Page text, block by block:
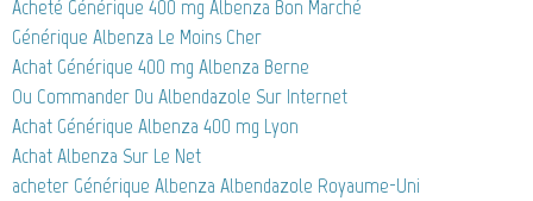
Acheté Générique 400 mg Albenza Bon Marché
Générique Albenza Le Moins Cher
Achat Générique 400 mg Albenza Berne
Ou Commander Du Albendazole Sur Internet
Achat Générique Albenza 400 mg Lyon
Achat Albenza Sur Le Net
acheter Générique Albenza Albendazole Royaume-Uni